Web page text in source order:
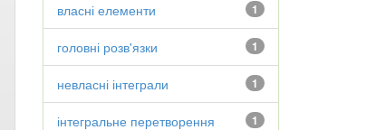
1
власні елементи
1
головні розв'язки
1
невласні інтеграли
1
інтегральне перетворення